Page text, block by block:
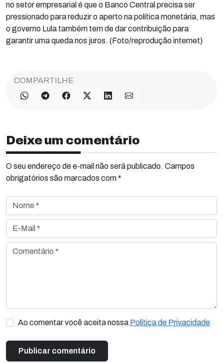
no setor empresarial é que o Banco Central precisa ser
pressionado para reduzir o aperto na política monetária, mas
o governo Lula também tem de dar contribuição para
garantir uma queda nos juros. (Foto/reprodução internet)
COMPARTILHE
Deixe um comentário
O seu endereço de e-mail não será publicado. Campos
obrigatórios são marcados com *
Nome *
E-Mail *
Comentário *
Ao comentar você aceita nossa Política de Privacidade